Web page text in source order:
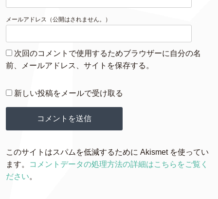
メールアドレス（公開はされません。）
次回のコメントで使用するためブラウザーに自分の名
前、メールアドレス、サイトを保存する。
新しい投稿をメールで受け取る
このサイトはスパムを低減するために Akismet を使ってい
ます。
コメントデータの処理方法の詳細はこちらをご覧く
ださい。